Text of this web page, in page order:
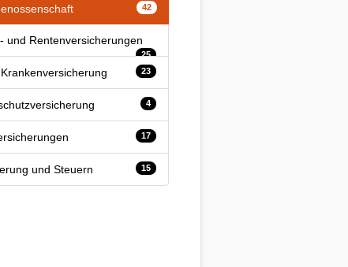
42
und Rentenversicherungen
25
23
4
17
und Steuern 15